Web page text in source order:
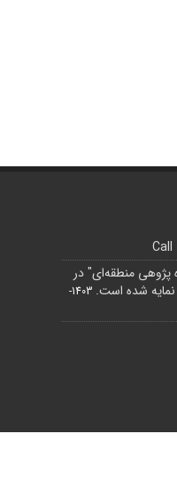
پژوهی منطقه‌ای" در
1403-